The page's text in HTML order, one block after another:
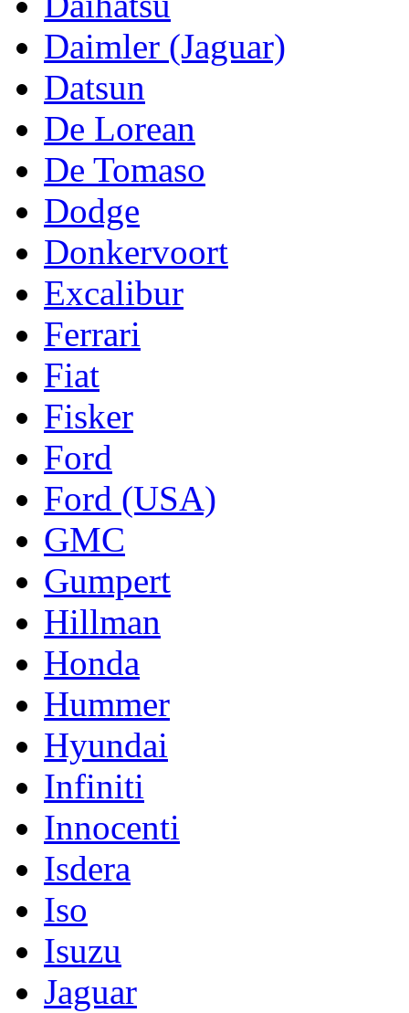
Daimler (Jaguar)
Datsun
De Lorean
De Tomaso
Dodge
Donkervoort
Excalibur
Ferrari
Fiat
Fisker
Ford
Ford (USA)
GMC
Gumpert
Hillman
Honda
Hummer
Hyundai
Infiniti
Innocenti
Isdera
Iso
Isuzu
Jaguar